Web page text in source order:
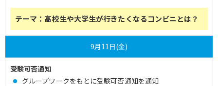
テーマ：高校生や大学生が行きたくなるコンビニとは？
9月11日(金)
受験可否通知
グループワークをもとに受験可否通知を通知